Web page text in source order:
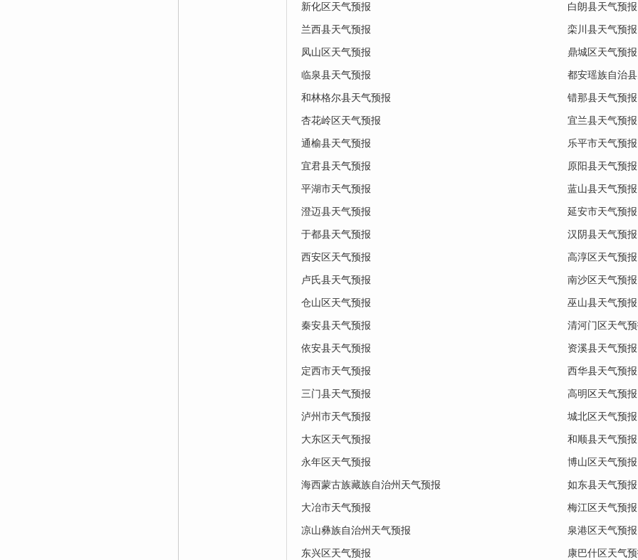
新化区天气预报
白朗县天气预报
兰西县天气预报
栾川县天气预报
凤山区天气预报
鼎城区天气预报
临泉县天气预报
都安瑶族自治
和林格尔县天气预报
错那县天气预报
杏花岭区天气预报
宜兰县天气预报
通榆县天气预报
乐平市天气预报
宜君县天气预报
原阳县天气预报
平湖市天气预报
蓝山县天气预报
澄迈县天气预报
延安市天气预报
于都县天气预报
汉阴县天气预报
西安区天气预报
高淳区天气预报
卢氏县天气预报
南沙区天气预报
仓山区天气预报
巫山县天气预报
秦安县天气预报
清河门区天气
依安县天气预报
资溪县天气预报
定西市天气预报
西华县天气预报
三门县天气预报
高明区天气预报
泸州市天气预报
城北区天气预报
大东区天气预报
和顺县天气预报
永年区天气预报
博山区天气预报
海西蒙古族藏族自治州天气预报
如东县天气预报
大冶市天气预报
梅江区天气预报
凉山彝族自治州天气预报
泉港区天气预报
东兴区天气预报
康巴什区天气